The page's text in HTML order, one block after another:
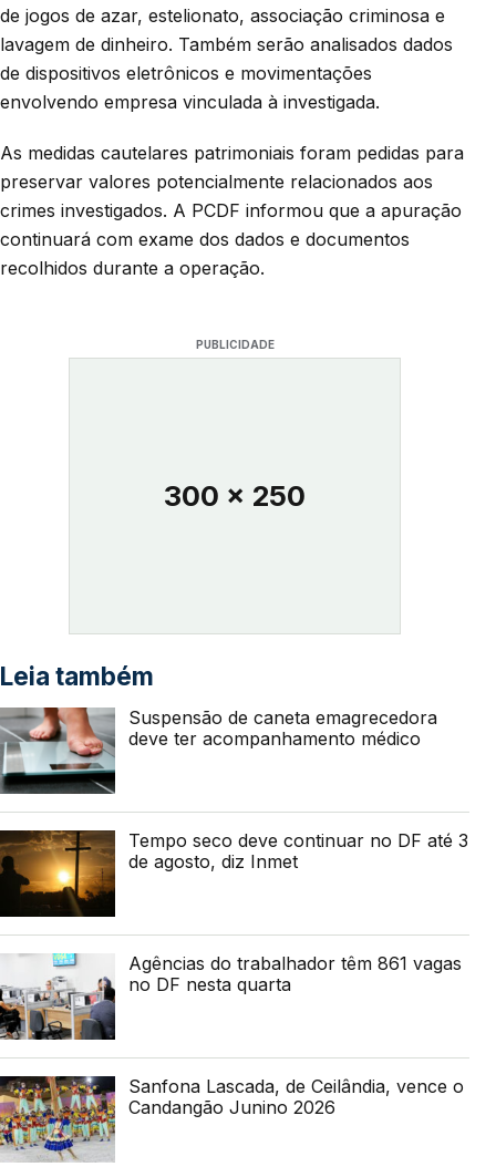
de jogos de azar, estelionato, associação criminosa e
lavagem de dinheiro. Também serão analisados dados
de dispositivos eletrônicos e movimentações
envolvendo empresa vinculada à investigada.
As medidas cautelares patrimoniais foram pedidas para
preservar valores potencialmente relacionados aos
crimes investigados. A PCDF informou que a apuração
continuará com exame dos dados e documentos
recolhidos durante a operação.
PUBLICIDADE
300 x 250
Leia também
Suspensão de caneta emagrecedora
deve ter acompanhamento médico
Tempo seco deve continuar no DF até 3
de agosto, diz Inmet
Agências do trabalhador têm 861 vagas
no DF nesta quarta
Sanfona Lascada, de Ceilândia, vence o
Candangão Junino 2026